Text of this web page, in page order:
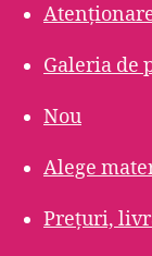
Galeria de
Nou
Alege
Prețuri,